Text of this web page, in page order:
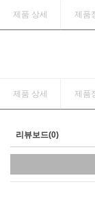
제품 상세 제품
제품 상세 제품
리뷰보드(0)